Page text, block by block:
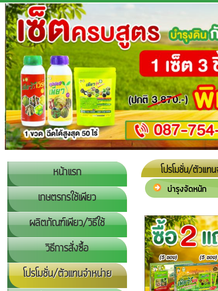
หน้าแรก
เกษตรกรใช้เพียว
ผลิตภัณฑ์เพียว/วิธีใช้
วิธีการสั่งซื้อ
โปรโมชั่น/ตัวแทนจำหน่าย
โปรโมชั่น/ตัวแท
บำรุงจัดหนัก